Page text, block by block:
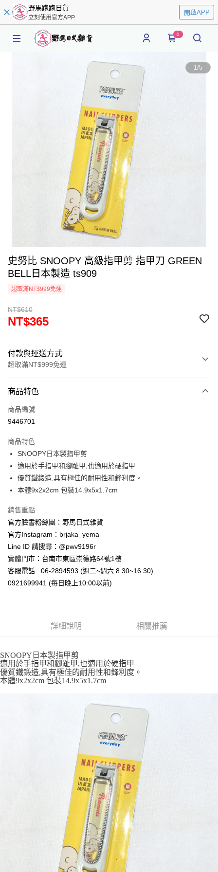
野馬跑跑日貨
立刻使用官方APP
開啟APP
0
1/5
史努比 SNOOPY 高級指甲剪 指甲刀 GREEN
BELL日本製造 ts909
超取滿NT$999免運
NT$610
NT$365
付款與運送方式
超取滿NT$999免運
信用卡一次付款
信用卡分期付款
合作金庫商業銀行
華南商業銀行
上海商業儲蓄銀行
台北富邦商業銀行
國泰世華商業銀行
兆豐國際商業銀行
臺灣中小企業銀行
聯邦商業銀行
元大商業銀行
台新國際商業銀行
台灣樂天信用卡公司
超商取貨付款
LINE Pay
Apple Pay
悠遊付
Google Pay
ATM付款
運送方式
付款後全家取貨
7-11取貨付款
每筆NT$65，滿NT$999(含以上)免運費
每筆NT$65，滿NT$999(含以上)免運費
每筆NT$100，滿NT$999(含以上)免運費
商品特色
商品編號
9446701
商品特色
SNOOPY日本製指甲剪
適用於手指甲和腳趾甲,也適用於硬指甲
優質鐵鍛造,具有極佳的耐用性和鋒利度。
本體9x2x2cm 包裝14.9x5x1.7cm
銷售重點
官方臉書粉絲團：野馬日式雜貨
官方Instagram：brjaka_yema
Line ID 請搜尋：@pwv9196r
實體門市：台南市東區崇德路64號1樓
客服電話 : 06-2894593 (週二~週六 8:30~16:30)
0921699941 (每日晚上10:00以前)
詳細說明 相關推薦
SNOOPY日本製指甲剪
適用於手指甲和腳趾甲,也適用於硬指甲
優質鐵鍛造,具有極佳的耐用性和鋒利度。
本體9x2x2cm 包裝14.9x5x1.7cm